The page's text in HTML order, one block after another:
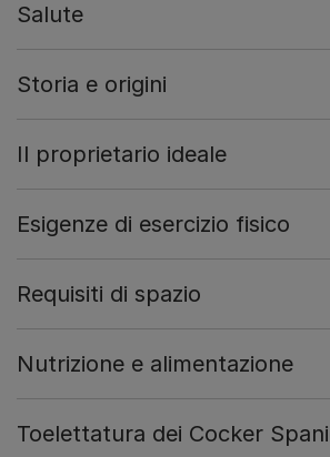
Salute
Storia e origini
Il proprietario ideale
Esigenze di esercizio fisico
Requisiti di spazio
Nutrizione e alimentazione
Toelettatura dei Cocker